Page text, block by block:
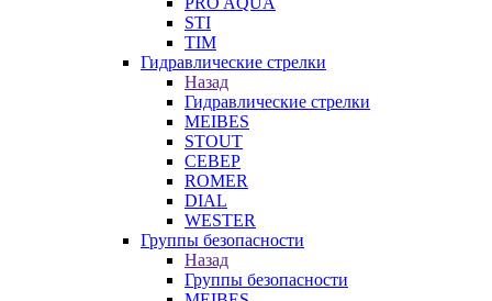
STI
TIM
Гидравлические стрелки
Назад
Гидравлические стрелки
MEIBES
STOUT
СЕВЕР
ROMER
DIAL
WESTER
Группы безопасности
Назад
Группы безопасности